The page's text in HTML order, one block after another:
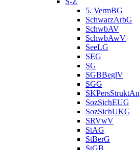
5. VermBG
SchwarzArbG
SchwbAV
SchwbAwV
SeeLG
SEG
SG
SGBBeglV
SGG
SozSichEUG
SozSichUKG
SRVwV
StAG
StBerG
StGB